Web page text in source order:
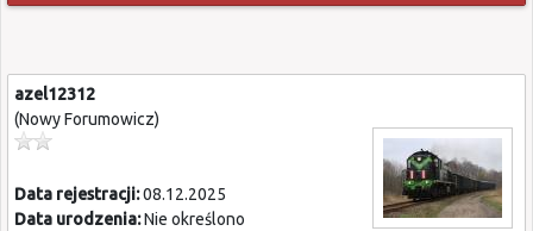
azel12312
(Nowy Forumowicz)
Data rejestracji:08.12.2025
Data urodzenia:Nie określono